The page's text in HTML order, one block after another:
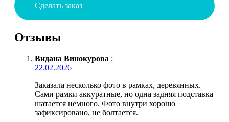
Сделать заказ
Отзывы
Видана Винокурова :
22.02.2026
Заказала несколько фото в рамках, деревянных.
Сами рамки аккуратные, но одна задняя подставка
шатается немного. Фото внутри хорошо
зафиксировано, не болтается.